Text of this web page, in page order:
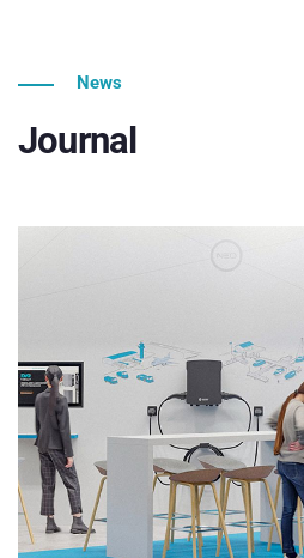
News
Journal